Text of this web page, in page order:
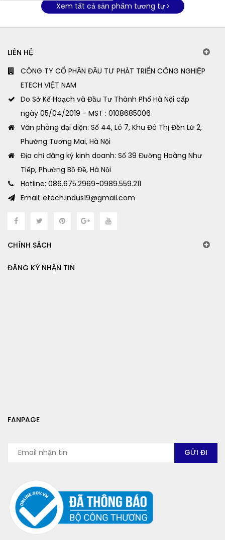
Xem tất cả sản phẩm tương tự
LIÊN HỆ
CÔNG TY CỔ PHẦN ĐẦU TƯ PHÁT TRIỂN CÔNG NGHIỆP
ETECH VIỆT NAM
Do Sở Kế Hoạch và Đầu Tư Thành Phố Hà Nội cấp
ngày 05/04/2019 - MST : 0108685006
Văn phòng đại diện: Số 44, Lô 7, Khu Đô Thị Đền Lừ 2,
Phường Tương Mai, Hà Nội
Địa chỉ đăng ký kinh doanh: Số 39 Đường Hoàng Như
Tiếp, Phường Bồ Đề, Hà Nội
Hotline: 086.675.2969-0989.559.211
Email: etech.indus19@gmail.com
CHÍNH SÁCH
ĐĂNG KÝ NHẬN TIN
FANPAGE